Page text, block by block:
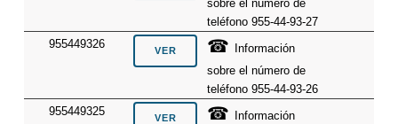
sobre el número de
teléfono 955-44-93-27
955449326
☎ Información
sobre el número de
teléfono 955-44-93-26
955449325
☎ Información